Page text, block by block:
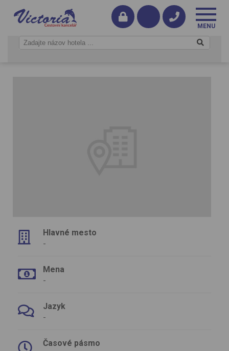
Hlavné mesto
-
Mena
-
Jazyk
-
Časové pásmo